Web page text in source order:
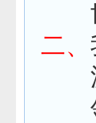
世
二、
派
领